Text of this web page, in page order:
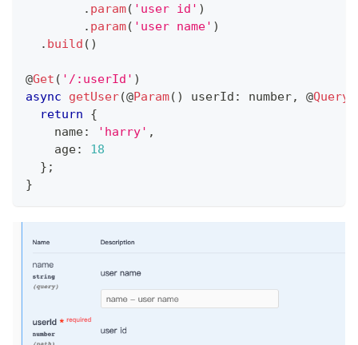
. param( 'user id' )
. param( 'user name' )
. build ( )
@Get ( '/:userId' )
async
getUser(@Param( ) userId : number, @Query
return
{
    name
: 'harry' ,
    age
:
18
} ;
}